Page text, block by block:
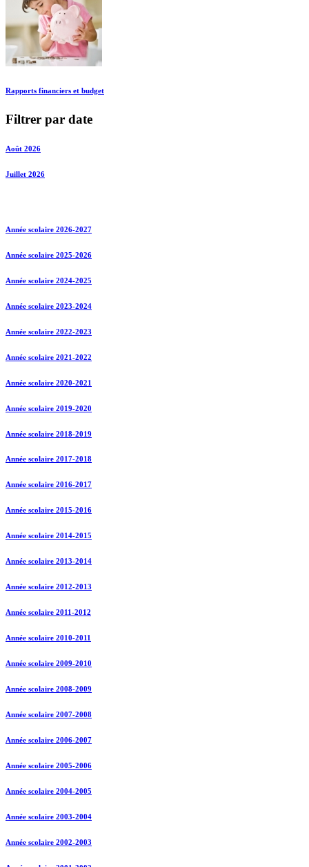
Rapports financiers et budget
Filtrer par date
Août 2026
Juillet 2026
Année scolaire 2026-2027
Année scolaire 2025-2026
Année scolaire 2024-2025
Année scolaire 2023-2024
Année scolaire 2022-2023
Année scolaire 2021-2022
Année scolaire 2020-2021
Année scolaire 2019-2020
Année scolaire 2018-2019
Année scolaire 2017-2018
Année scolaire 2016-2017
Année scolaire 2015-2016
Année scolaire 2014-2015
Année scolaire 2013-2014
Année scolaire 2012-2013
Année scolaire 2011-2012
Année scolaire 2010-2011
Année scolaire 2009-2010
Année scolaire 2008-2009
Année scolaire 2007-2008
Année scolaire 2006-2007
Année scolaire 2005-2006
Année scolaire 2004-2005
Année scolaire 2003-2004
Année scolaire 2002-2003